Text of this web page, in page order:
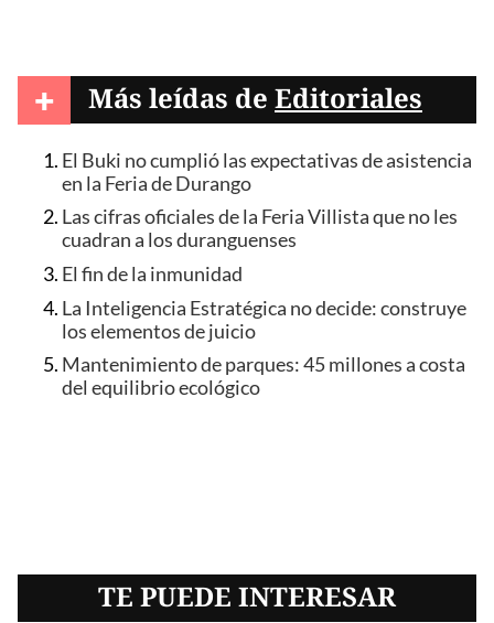
+ Más leídas de Editoriales
El Buki no cumplió las expectativas de asistencia
en la Feria de Durango
Las cifras oficiales de la Feria Villista que no les
cuadran a los duranguenses
El fin de la inmunidad
La Inteligencia Estratégica no decide: construye
los elementos de juicio
Mantenimiento de parques: 45 millones a costa
del equilibrio ecológico
TE PUEDE INTERESAR